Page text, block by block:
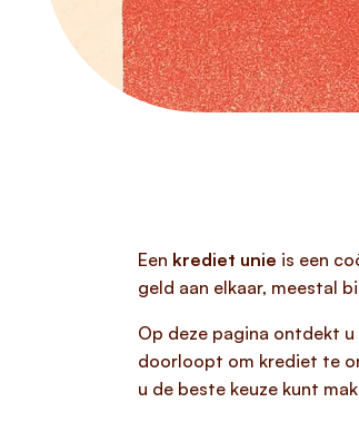
Een krediet unie is een
geld aan elkaar, meestal
Op deze pagina ontdekt
doorloopt om krediet te
u de beste keuze kunt